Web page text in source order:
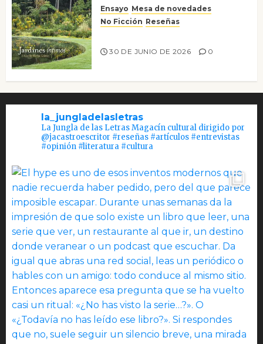
Ensayo Mesa de novedades
No Ficción Reseñas
30 DE JUNIO DE 2026 0
la_jungladelasletras
La Jungla de las Letras Magacín cultural dirigido por
@jacastroescritor #reseñas #artículos #entrevistas
#opinión #literatura #cultura